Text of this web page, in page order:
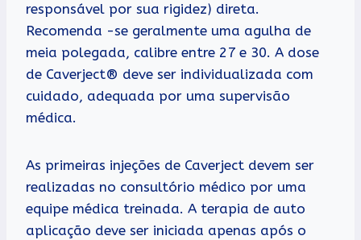
responsável por sua rigidez) direta.
Recomenda -se geralmente uma agulha de
meia polegada, calibre entre 27 e 30. A dose
de Caverject® deve ser individualizada com
cuidado, adequada por uma supervisão
médica.
As primeiras injeções de Caverject devem ser
realizadas no consultório médico por uma
equipe médica treinada. A terapia de auto
aplicação deve ser iniciada apenas após o